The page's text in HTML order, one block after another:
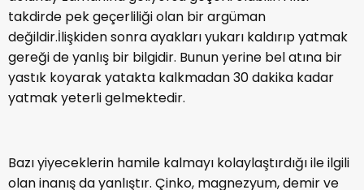
durum sadece kadının yumurtasının çatlama dönemi
dolunay zamanına geliyorsa geçerli olabilir. Aksi
takdirde pek geçerliliği olan bir argüman
değildir.İlişkiden sonra ayakları yukarı kaldırıp yatmak
gereği de yanlış bir bilgidir. Bunun yerine bel atına bir